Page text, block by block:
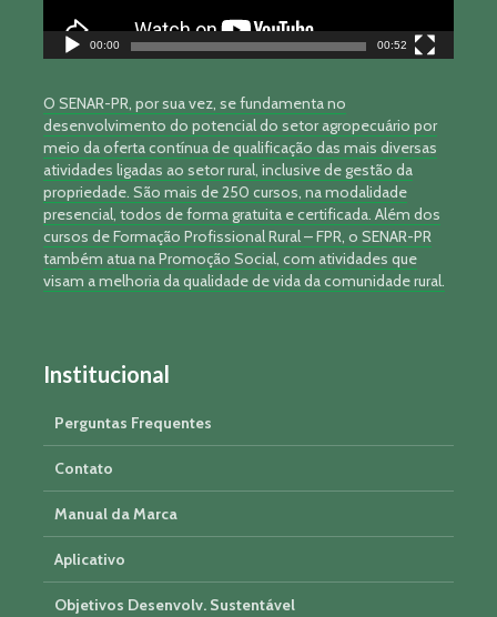
00:00 00:52
O SENAR-PR, por sua vez, se fundamenta no
desenvolvimento do potencial do setor agropecuário por
meio da oferta contínua de qualificação das mais diversas
atividades ligadas ao setor rural, inclusive de gestão da
propriedade. São mais de 250 cursos, na modalidade
presencial, todos de forma gratuita e certificada. Além dos
cursos de Formação Profissional Rural – FPR, o SENAR-PR
também atua na Promoção Social, com atividades que
visam a melhoria da qualidade de vida da comunidade rural.
Institucional
Perguntas Frequentes
Contato
Manual da Marca
Aplicativo
Objetivos Desenvolv. Sustentável